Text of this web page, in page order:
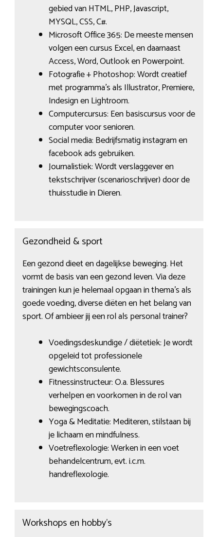
gebied van HTML, PHP, Javascript,
MYSQL, CSS, C#.
Microsoft Office 365: De meeste mensen
volgen een cursus Excel, en daarnaast
Access, Word, Outlook en Powerpoint.
Fotografie + Photoshop: Wordt creatief
met programma’s als Illustrator, Premiere,
Indesign en Lightroom.
Computercursus: Een basiscursus voor de
computer voor senioren.
Social media: Bedrijfsmatig instagram en
facebook ads gebruiken.
Journalistiek: Wordt verslaggever en
tekstschrijver (scenarioschrijver) door de
thuisstudie in Dieren.
Gezondheid & sport
Een gezond dieet en dagelijkse beweging. Het
vormt de basis van een gezond leven. Via deze
trainingen kun je helemaal opgaan in thema’s als
goede voeding, diverse diëten en het belang van
sport. Of ambieer jij een rol als personal trainer?
Voedingsdeskundige / diëtetiek: Je wordt
opgeleid tot professionele
gewichtsconsulente.
Fitnessinstructeur: O.a. Blessures
verhelpen en voorkomen in de rol van
bewegingscoach.
Yoga & Meditatie: Mediteren, stilstaan bij
je lichaam en mindfulness.
Voetreflexologie: Werken in een voet
behandelcentrum, evt. i.c.m.
handreflexologie.
Workshops en hobby’s